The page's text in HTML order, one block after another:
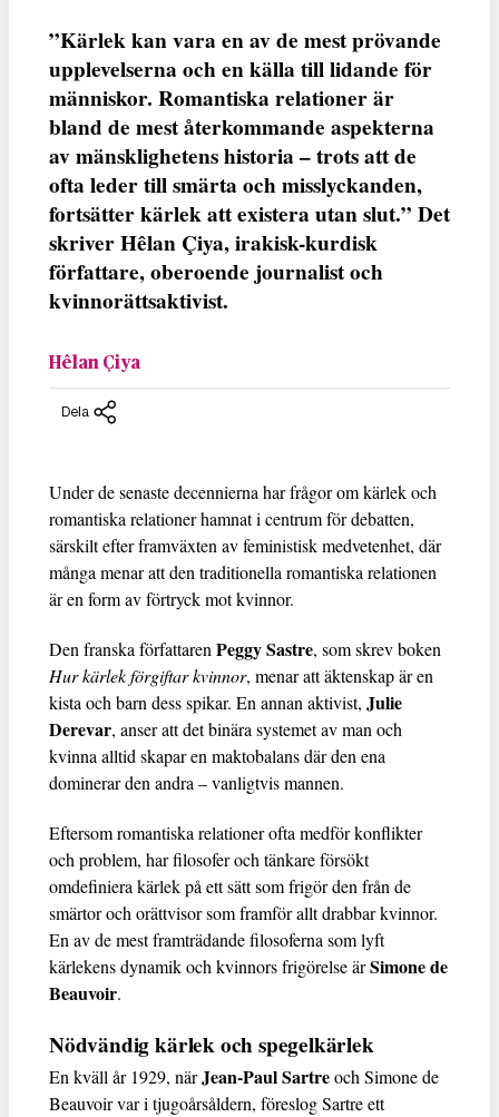
”Kärlek kan vara en av de mest prövande
upplevelserna och en källa till lidande för
människor. Romantiska relationer är
bland de mest återkommande aspekterna
av mänsklighetens historia – trots att de
ofta leder till smärta och misslyckanden,
fortsätter kärlek att existera utan slut.” Det
skriver Hêlan Çiya, irakisk-kurdisk
författare, oberoende journalist och
kvinnorättsaktivist.
Hêlan Çiya
Dela
Under de senaste decennierna har frågor om kärlek och
romantiska relationer hamnat i centrum för debatten,
särskilt efter framväxten av feministisk medvetenhet, där
många menar att den traditionella romantiska relationen
är en form av förtryck mot kvinnor.
Den franska författaren Peggy Sastre, som skrev boken
Hur kärlek förgiftar kvinnor, menar att äktenskap är en
kista och barn dess spikar. En annan aktivist, Julie
Derevar, anser att det binära systemet av man och
kvinna alltid skapar en maktobalans där den ena
dominerar den andra – vanligtvis mannen.
Eftersom romantiska relationer ofta medför konflikter
och problem, har filosofer och tänkare försökt
omdefiniera kärlek på ett sätt som frigör den från de
smärtor och orättvisor som framför allt drabbar kvinnor.
En av de mest framträdande filosoferna som lyft
kärlekens dynamik och kvinnors frigörelse ärSimone de
Beauvoir.
Nödvändig kärlek och spegelkärlek
En kväll år 1929, närJean-Paul Sartreoch Simone de
Beauvoir var i tjugoårsåldern, föreslog Sartre ett